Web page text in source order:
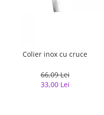
Colier inox cu cruce
66,09 Lei
33,00 Lei